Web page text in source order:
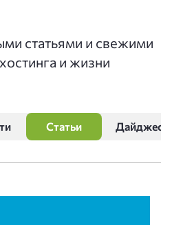
статьями и свежими
и жизни
Статьи Дайджест